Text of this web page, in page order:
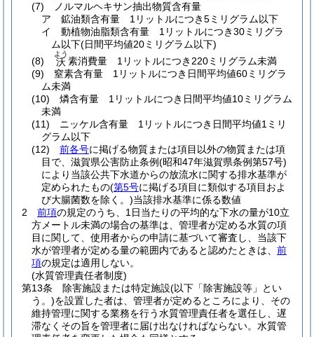
(7)
ノルマルヘキサン抽出物質含有量
ア
鉱油類含有量 1リットルにつき5ミリグラム以下
イ
動植物油脂類含有量 1リットルにつき30ミリグラ
ム以下(日間平均値20ミリグラム以下)
(8)
沃
よう
素消費量 1リットルにつき220ミリグラム未満
(9)
窒素含有量 1リットルにつき日間平均値60ミリグラ
ム未満
(10)
燐含有量 1リットルにつき日間平均値10ミリグラム
未満
(11)
ニッケル含有量 1リットルにつき日間平均値1ミリ
グラム以下
(12)
前各号に掲げる物質または項目以外の物質または項
目で、滋賀県公害防止条例(昭和47年滋賀県条例第57号)
により当該公共下水道からの放流水に関する排水基準が
定められたもの(第5号に掲げる項目に類似する項目およ
び大腸菌数を除く。)当該排水基準に係る数値
2
前項の規定のうち、1日当たりの平均的な下水の量が10立
方メートル未満の場合の基準は、管理者が定める水質の項
目に関して、使用者からの申請に基づいて審査し、当該下
水が管理者が定める量の範囲内であると認めたときは、 前
項の規定は適用しない。
(水質管理責任者制度)
第13条
除害施設または特定施設(以下「除害施設等」とい
う。)を設置した者は、管理者が定めるところにより、その
維持管理に関する業務を行う水質管理責任者を選任し、遅
滞なくその旨を管理者に届け出なければならない。 水質管